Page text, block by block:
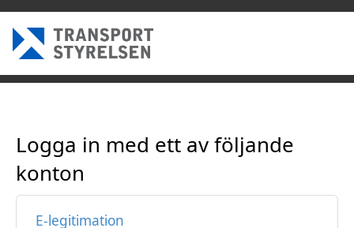
Logga in med ett av följande
konton
E-legitimation